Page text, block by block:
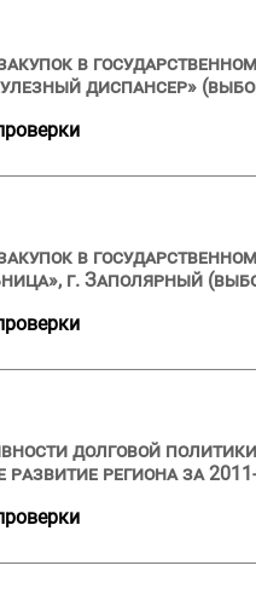
в
диспансер»
в
г. Заполярный
долговой
развитие региона за